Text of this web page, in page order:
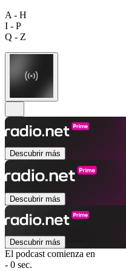
A - H
I - P
Q - Z
Descubrir más
Descubrir más
Descubrir más
El podcast comienza en
- 0 sec.